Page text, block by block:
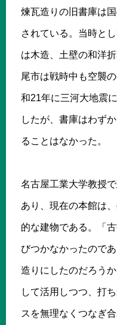
煉瓦造りの旧書庫は
されている。当時と
は木造、土壁の和洋
尾市は戦時中も空襲
和21年に三河大地震
したが、書庫はわず
ることはなかった。
名古屋工業大学教授
あり、現在の本館は
的な建物である。「
びつかなかったので
造りにしたのだろう
して活用しつつ、打
スを無理なくつなぎ